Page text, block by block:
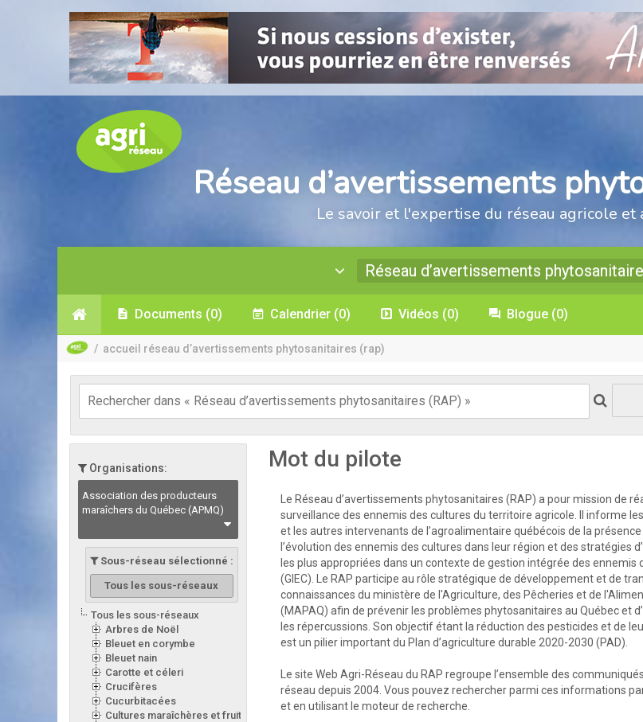
Réseau d’avertissements
Le savoir et l'expertise du réseau agricole
Réseau d’avertissements
Documents (0) Calendrier (0) Vidéos (0) Blogue (0)
/ accueil réseau d’avertissements phytosanitaires (rap)
Organisations:
Association des producteurs
maraîchers du Québec (APMQ)
Sous-réseau sélectionné :
Tous les sous-réseaux
Tous les sous-réseaux
Arbres de Noël
Bleuet en corymbe
Bleuet nain
Carotte et céleri
Crucifères
Cucurbitacées
Cultures maraîchères et fruitières en serre
Mot du pilote
Le Réseau d’avertissements phytosanitaires (RAP) a pour mission de
surveillance des ennemis des cultures du territoire agricole. Il informe
et les autres intervenants de l’agroalimentaire québécois de la présence
l’évolution des ennemis des cultures dans leur région et des stratégies
les plus appropriées dans un contexte de gestion intégrée des ennemis
(GIEC). Le RAP participe au rôle stratégique de développement et de
connaissances du ministère de l'Agriculture, des Pêcheries et de
(MAPAQ) afin de prévenir les problèmes phytosanitaires au Québec et
les répercussions. Son objectif étant la réduction des pesticides et de
est un pilier important du Plan d’agriculture durable 2020-2030 (PAD).
Le site Web Agri-Réseau du RAP regroupe l’ensemble des
réseau depuis 2004. Vous pouvez rechercher parmi ces informations
et en utilisant le moteur de recherche.